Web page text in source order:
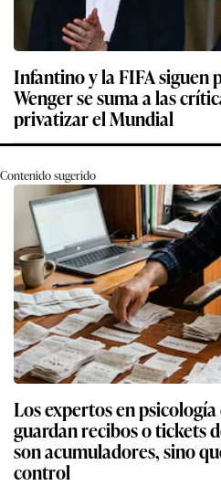
Infantino y la FIFA siguen
Wenger se suma a las
privatizar el Mundial
Contenido sugerido
Los expertos en
guardan recibos o tickets
son acumuladores, sino
control